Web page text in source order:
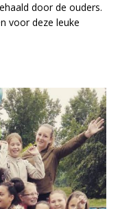
door de ouders.
voor deze leuke